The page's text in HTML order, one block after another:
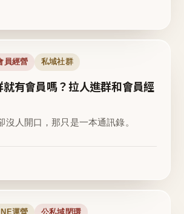
員經營 私域社群
有會員嗎？拉人進群和會員經
沒人開口，那只是一本通訊錄。